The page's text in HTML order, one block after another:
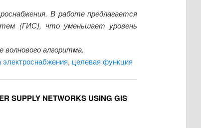
В работе предлагается
(ГИС), что уменьшает уровень
волнового алгоритма.
электроснабжения, целевая функция
SUPPLY NETWORKS USING GIS